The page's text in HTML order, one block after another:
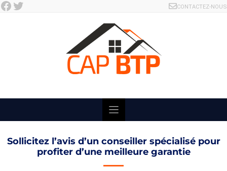
Skip
Facebook Twitter CONTACTEZ-NOUS
Sollicitez l’avis d’un conseiller spécialisé pour
profiter d’une meilleure garantie